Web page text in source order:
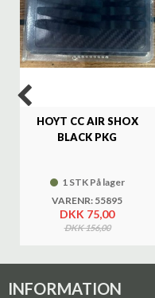
HOYT CC AIR SHOX
BLACK PKG
1 STK På lager
VARENR: 55895
DKK 75,00
DKK 156,00
INFORMATION